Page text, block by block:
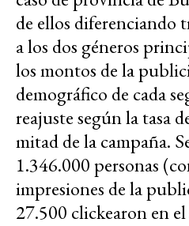
de ellos diferenciando
a los dos géneros
los montos de la
demográfico de cada
reajuste según la tasa
mitad de la campaña.
1.346.000 personas
impresiones de la
27.500 clickearon en